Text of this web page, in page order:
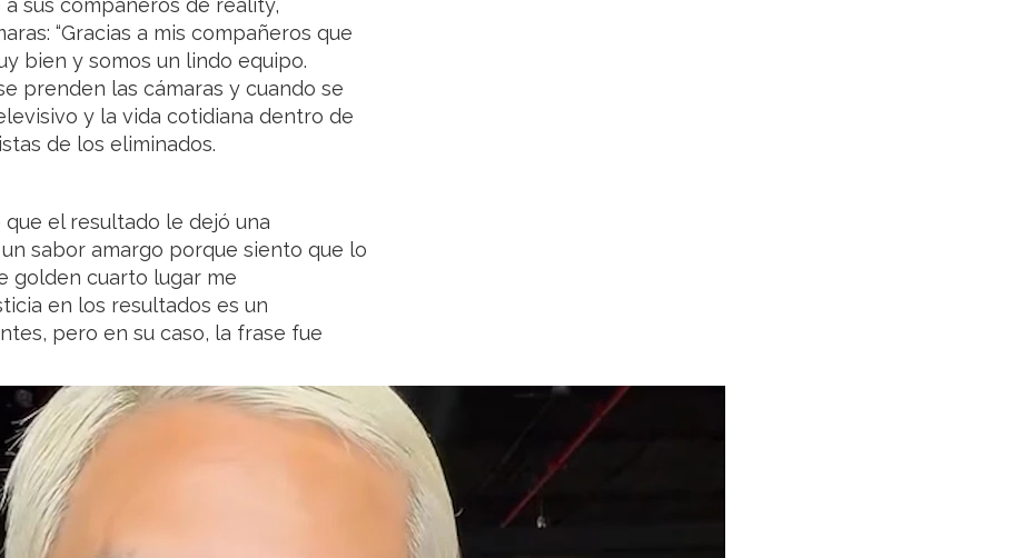
sus compañeros de reality,
“Gracias a mis compañeros que
bien y somos un lindo equipo.
prenden las cámaras y cuando se
y la vida cotidiana dentro de
de los eliminados.
el resultado le dejó una
sabor amargo porque siento que lo
golden cuarto lugar me
en los resultados es un
pero en su caso, la frase fue